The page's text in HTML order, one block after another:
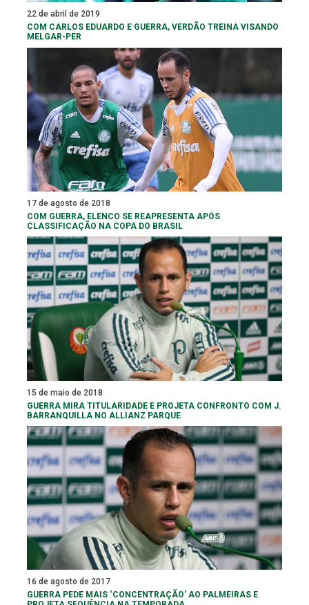
22 de abril de 2019
COM CARLOS EDUARDO E GUERRA, VERDÃO TREINA VISANDO
MELGAR-PER
17 de agosto de 2018
COM GUERRA, ELENCO SE REAPRESENTA APÓS
CLASSIFICAÇÃO NA COPA DO BRASIL
15 de maio de 2018
GUERRA MIRA TITULARIDADE E PROJETA CONFRONTO COM J.
BARRANQUILLA NO ALLIANZ PARQUE
16 de agosto de 2017
GUERRA PEDE MAIS ‘CONCENTRAÇÃO’ AO PALMEIRAS E